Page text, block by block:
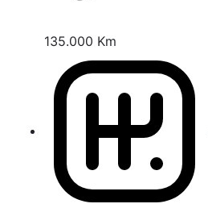
135.000 Km